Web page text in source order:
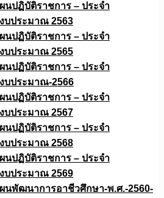
นปฏิบัติราชการ – ประจำ
บประมาณ 2563
นปฏิบัติราชการ – ประจำ
บประมาณ 2565
นปฏิบัติราชการ – ประจำ
บประมาณ-2566
นปฏิบัติราชการ – ประจำ
บประมาณ 2567
นปฏิบัติราชการ – ประจำ
บประมาณ 2568
นปฏิบัติราชการ – ประจำ
บประมาณ 2569
นพัฒนาการอาชีวศึกษา-พ.ศ.-2560-